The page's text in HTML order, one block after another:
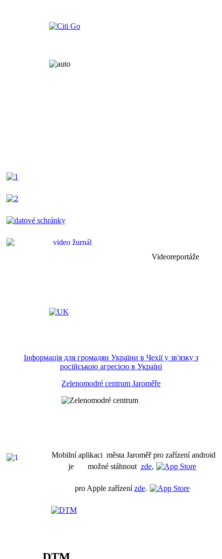
Videoreportáže
Інформація для громадян України в Чехії у зв'язку з
російською агресією в Україні
Zelenomodré centrum Jaroměře
Mobilní aplikaci města Jaroměř pro zařízení android
je možné stáhnout zde,
pro Apple zařízenízde.